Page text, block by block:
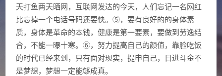
天打鱼两天晒网，互联网发达的今天，人们忘记一名网红
比忘掉一个电话号码还要快。⑤，要有良好的的身体素
质，身体是革命的本钱，健康是第一要素，要做到劳逸结
合，不能一曝十寒。⑥，努力提高自己的颜值，靠脸吃饭
的时代已经来到，只有面对现实，提申自己，日进斗金不
是梦想，梦想一定能够成真。